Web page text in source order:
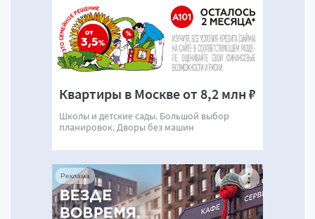
Квартиры в Москве от 8,2 млн ₽
Школы и детские сады. Большой выбор
планировок. Дворы без машин
Реклама